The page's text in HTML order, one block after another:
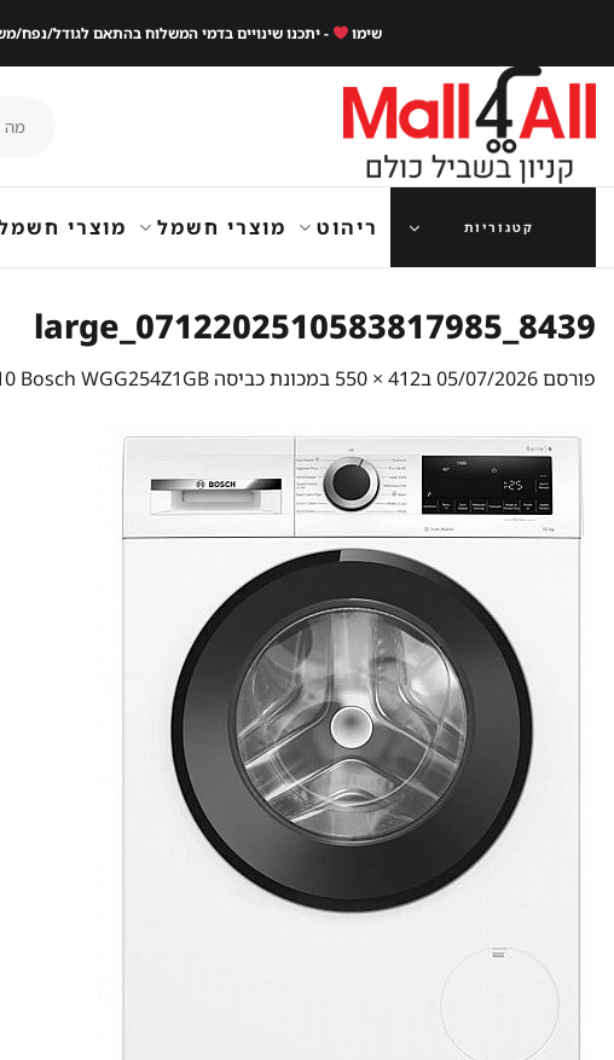
content
שימו - יתכנו שינויים בדמי המשלוח בהתאם לגודל/
עבור:
קטגוריות ריהוט מוצרי חשמל מוצרי
8439_0712202510583817985_large
פורסם05/07/2026ב412 × 550 במכונת כביסה Bosch WGG254Z1GB ‏10 ‏ק"ג בוש